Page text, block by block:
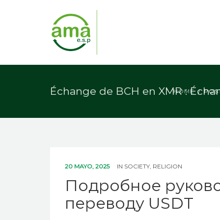
Échange de BCH en XMR :
HOME
20 MAYO, 2025 IN SOCIETY, RELIGION
Подробное
переводу USDT